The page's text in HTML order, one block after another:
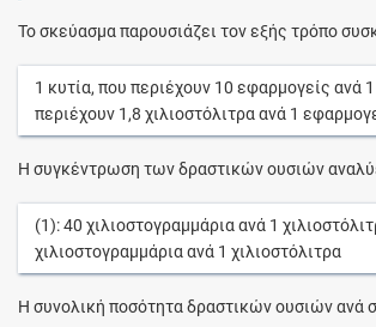
Το σκεύασμα παρουσιάζει τον εξής τρόπο
1 κυτία, που περιέχουν 10 εφαρμογείς ανά 1
περιέχουν 1,8 χιλιοστόλιτραανά 1
Η συγκέντρωση των δραστικών ουσιών
(1):40 χιλιοστογραμμάριαανά 1
χιλιοστογραμμάριαανά 1 χιλιοστόλιτρα
Η συνολική ποσότητα δραστικών ουσιών ανά